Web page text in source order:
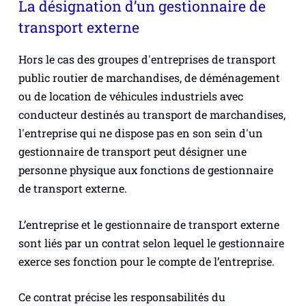
La désignation d’un gestionnaire de
transport externe
Hors le cas des groupes d'entreprises de transport
public routier de marchandises, de déménagement
ou de location de véhicules industriels avec
conducteur destinés au transport de marchandises,
l'entreprise qui ne dispose pas en son sein d'un
gestionnaire de transport peut désigner une
personne physique aux fonctions de gestionnaire
de transport externe.
L’entreprise et le gestionnaire de transport externe
sont liés par un contrat selon lequel le gestionnaire
exerce ses fonction pour le compte de l’entreprise.
Ce contrat précise les responsabilités du